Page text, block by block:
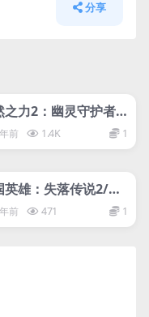
分享
svip专属
之力2：幽灵守护者/
of Nature 2: Gho
前 1.4K 1
svip专属
英雄：失落传说2/He
the Kingdom: The
Tales 2
前 471 1